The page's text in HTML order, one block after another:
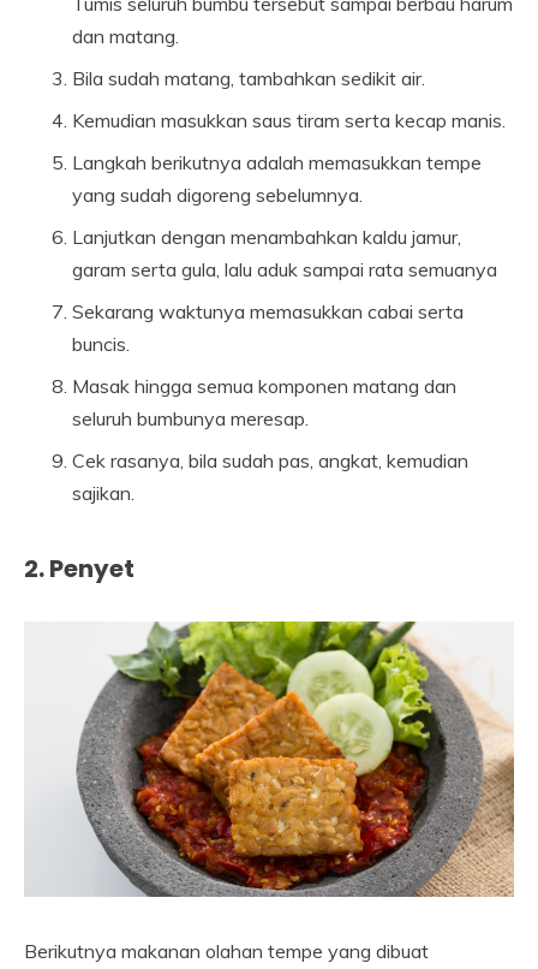
dan matang.
Bila sudah matang, tambahkan sedikit air.
Kemudian masukkan saus tiram serta kecap manis.
Langkah berikutnya adalah memasukkan tempe
yang sudah digoreng sebelumnya.
Lanjutkan dengan menambahkan kaldu jamur,
garam serta gula, lalu aduk sampai rata semuanya
Sekarang waktunya memasukkan cabai serta
buncis.
Masak hingga semua komponen matang dan
seluruh bumbunya meresap.
Cek rasanya, bila sudah pas, angkat, kemudian
sajikan.
2. Penyet
Berikutnya makanan olahan tempe yang dibuat